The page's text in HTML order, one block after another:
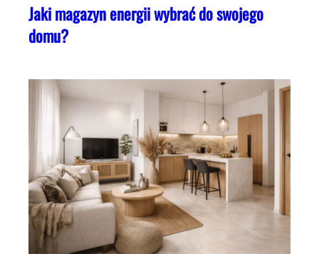
Jaki magazyn energii wybrać do swojego
domu?